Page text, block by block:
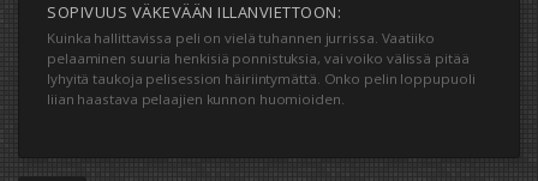
SOPIVUUS VÄKEVÄÄN ILLANVIETTOON:
Kuinka hallittavissa peli on vielä tuhannen jurrissa. Vaatiiko
pelaaminen suuria henkisiä ponnistuksia, vai voiko välissä pitää
lyhyitä taukoja pelisession häiriintymättä. Onko pelin loppupuoli
liian haastava pelaajien kunnon huomioiden.